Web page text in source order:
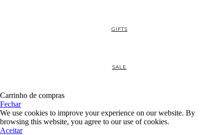
GIFTS
SALE
Carrinho de compras
Fechar
We use cookies to improve your experience on our website. By
browsing this website, you agree to our use of cookies.
Aceitar